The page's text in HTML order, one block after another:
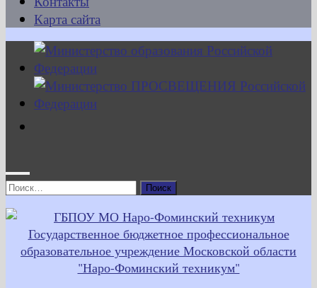
Карта сайта
Найти: